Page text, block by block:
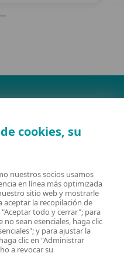
LA
LINKEDIN
cookies, su
nuestros socios usamos
en línea más optimizada
sitio web y mostrarle
aceptar la recopilación de
todo y cerrar"; para
sean esenciales, haga clic
y para ajustar la
clic en "Administrar
a revocar su